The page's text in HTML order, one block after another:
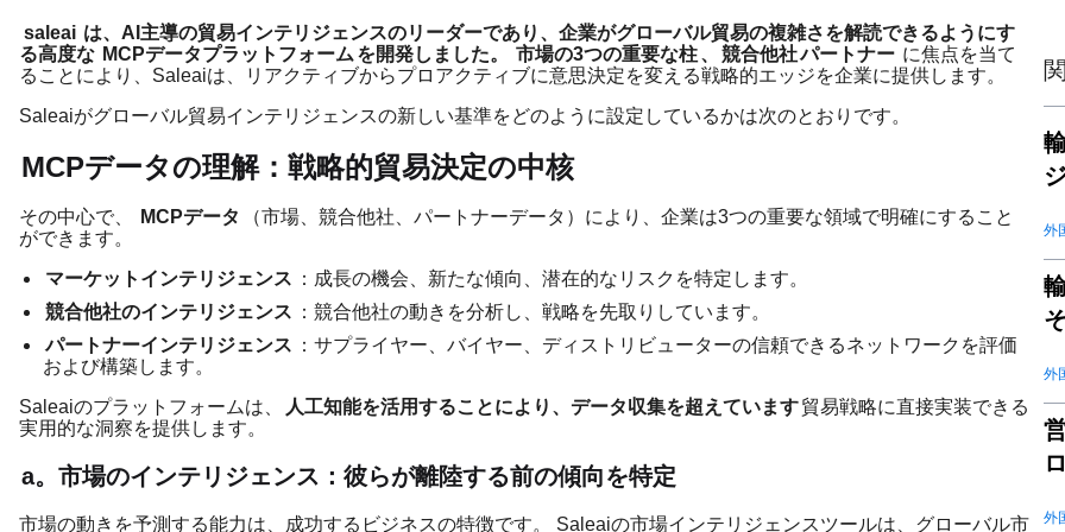
saleai は、AI主導の貿易インテリジェンスのリーダーであり、企業がグローバル貿易の複雑さを解読できるようにす
る高度な MCPデータプラットフォーム を開発しました。 市場の3つの重要な柱、 競合他社パートナー に焦点を当て
ることにより、Saleaiは、リアクティブからプロアクティブに意思決定を変える戦略的エッジを企業に提供します。
Saleaiがグローバル貿易インテリジェンスの新しい基準をどのように設定しているかは次のとおりです。
MCPデータの理解：戦略的貿易決定の中核
その中心で、 MCPデータ
（市場、競合他社、パートナーデータ）により、企業は3つの重要な領域で明確にすること
ができます。
マーケットインテリジェンス ：成長の機会、新たな傾向、潜在的なリスクを特定します。
競合他社のインテリジェンス ：競合他社の動きを分析し、戦略を先取りしています。
パートナーインテリジェンス ：サプライヤー、バイヤー、ディストリビューターの信頼できるネットワークを評価
および構築します。
Saleaiのプラットフォームは、
人工知能を活用することにより、データ収集を超えています貿易戦略に直接実装できる
実用的な洞察を提供します。
a。市場のインテリジェンス：彼らが離陸する前の傾向を特定
市場の動きを予測する能力は、成功するビジネスの特徴です。 Saleaiの市場インテリジェンスツールは、グローバル市
外
外
外